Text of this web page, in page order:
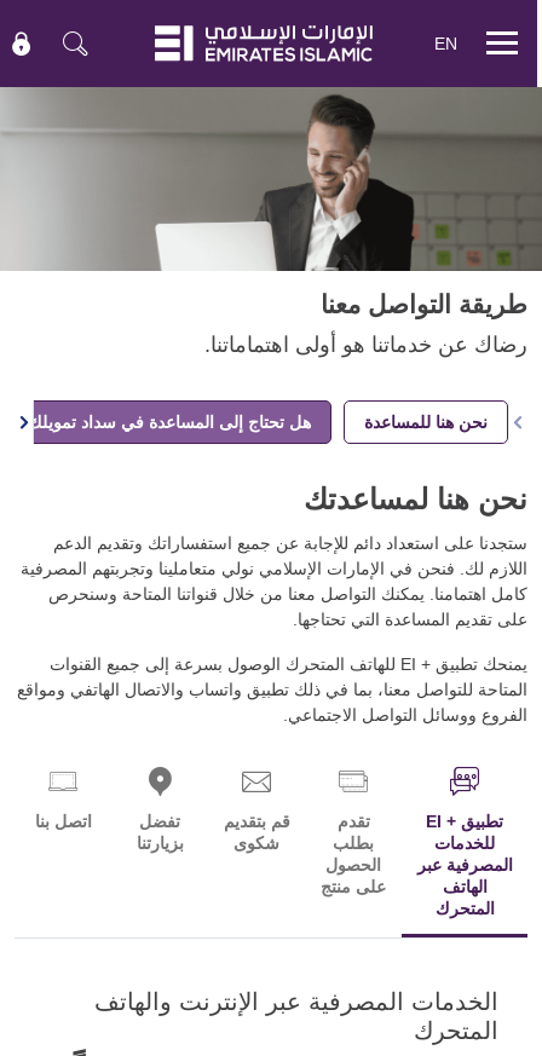
Mobile
EN
طريقة التواصل معنا
رضاك عن خدماتنا هو أولى اهتماماتنا.
نحن هنا للمساعدة هل تحتاج إلى المساعدة في سداد تمويلك؟
نحن هنا لمساعدتك
ستجدنا على استعداد دائم للإجابة عن جميع استفساراتك وتقديم الدعم
اللازم لك. فنحن في الإمارات الإسلامي نولي متعاملينا وتجربتهم المصرفية
كامل اهتمامنا. يمكنك التواصل معنا من خلال قنواتنا المتاحة وسنحرص
على تقديم المساعدة التي تحتاجها.
يمنحك تطبيق EI +للهاتف المتحرك الوصول بسرعة إلى جميع القنوات
المتاحة للتواصل معنا، بما في ذلك تطبيق واتساب والاتصال الهاتفي ومواقع
الفروع ووسائل التواصل الاجتماعي.
تطبيق EI +
للخدمات
المصرفية عبر
الهاتف
المتحرك
تقدم
بطلب
الحصول
على منتج
قم بتقديم
شكوى
تفضل
بزيارتنا
اتصل بنا
الخدمات المصرفية عبر الإنترنت والهاتف
المتحرك